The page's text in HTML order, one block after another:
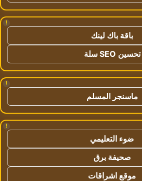
!
باقة باك لينك
تحسين SEO سلة
!
ماسنجر المسلم
!
ضوء التعليمي
صحيفة برق
موقع اشراقات